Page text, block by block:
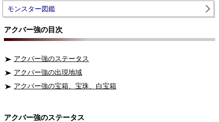
モンスター図鑑
アクバー強の目次
アクバー強のステータス
アクバー強の出現地域
アクバー強の宝箱、宝珠、白宝箱
アクバー強のステータス